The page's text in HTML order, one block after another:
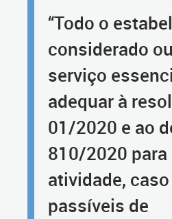
“Todo o
considerado
serviço
adequar à
01/2020 e ao
810/2020 para
atividade,
passíveis de